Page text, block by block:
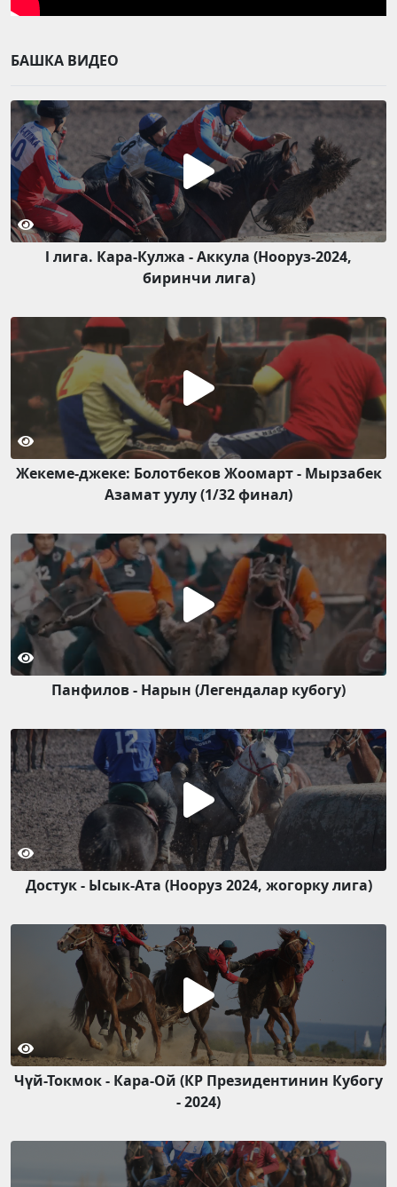
БАШКА ВИДЕО
l лига. Кара-Кулжа - Аккула (Нооруз-2024,
биринчи лига)
Жекеме-джеке: Болотбеков Жоомарт - Мырзабек
Азамат уулу (1/32 финал)
Панфилов - Нарын (Легендалар кубогу)
Достук - Ысык-Ата (Нооруз 2024, жогорку лига)
Чүй-Токмок - Кара-Ой (КР Президентинин Кубогу
- 2024)